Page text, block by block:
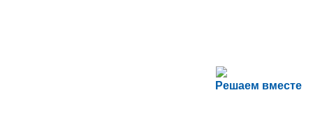
Решаем вместе
Сложности с
Сообщите об этом